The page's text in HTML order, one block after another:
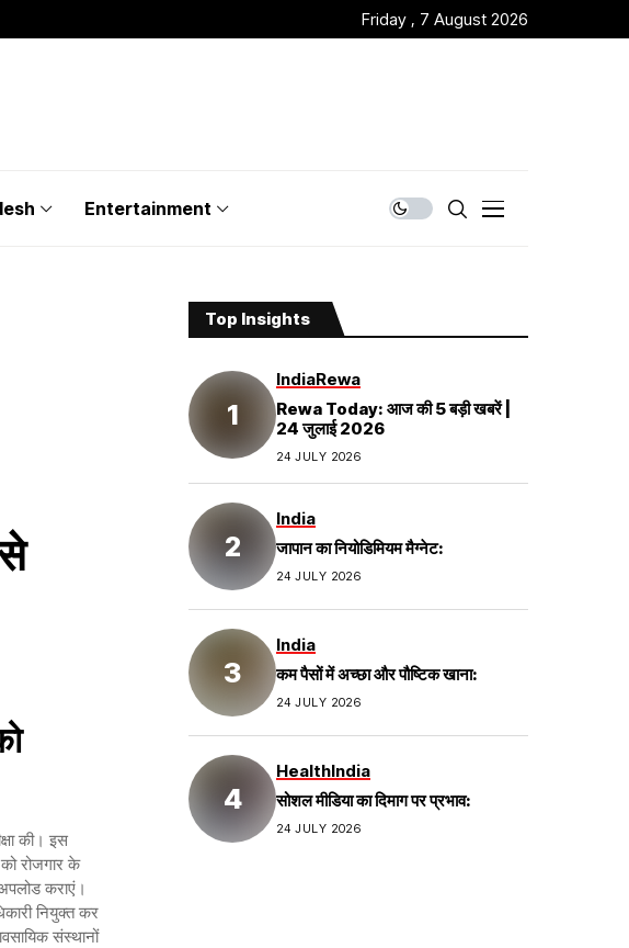
Friday , 7 August 2026
Entertainment
की। इस
रोजगार के
कराएं।
नियुक्त कर
संस्थानों
Top Insights
IndiaRewa
Rewa Today: आज की 5 बड़ी खबरें |
24 जुलाई 2026
24 JULY 2026
India
जापान का नियोडिमियम मैग्नेट:
24 JULY 2026
India
कम पैसों में अच्छा और पौष्टिक खाना:
24 JULY 2026
HealthIndia
सोशल मीडिया का दिमाग पर प्रभाव:
24 JULY 2026